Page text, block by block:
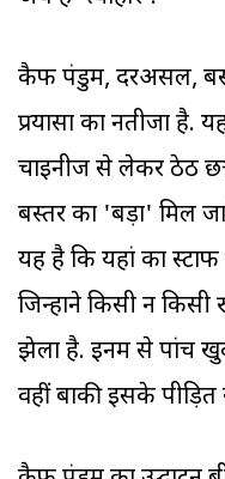
कैफ पंडुम, दरअसल,
प्रयासों का नतीजा है.
चाइनीज से लेकर ठेठ
बस्तर का 'बड़ा' मिल
यह है कि यहां का
जिन्होंने किसी न
झेला है. इनमें से पांच
वहीं बाकी इसके